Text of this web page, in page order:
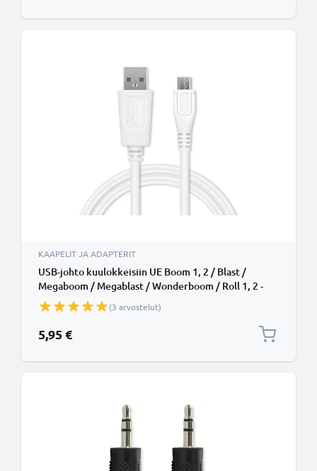
KAAPELIT JA ADAPTERIT
USB-johto kuulokkeisiin UE Boom 1, 2 / Blast /
Megaboom / Megablast / Wonderboom / Roll 1, 2 -
1A, 1m latausjohto. Valkoinen PVC USB-kaapeli
(3 arvostelut)
5,95 €